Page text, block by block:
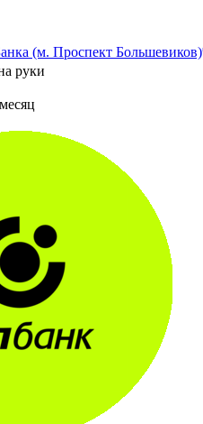
(м. Проспект Большевиков)
руки